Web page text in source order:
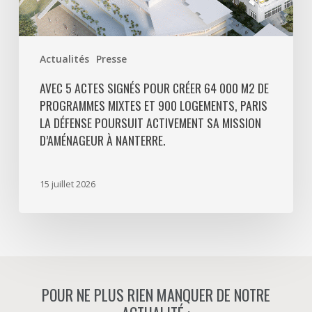
Actualités Presse
900
logements,
Défense
poursuit
activement
AVEC 5 ACTES SIGNÉS POUR CRÉER 64 000 M2 DE
PROGRAMMES MIXTES ET 900 LOGEMENTS, PARIS
LA DÉFENSE POURSUIT ACTIVEMENT SA MISSION
D’AMÉNAGEUR À NANTERRE.
15 juillet 2026
POUR NE PLUS RIEN MANQUER DE NOTRE